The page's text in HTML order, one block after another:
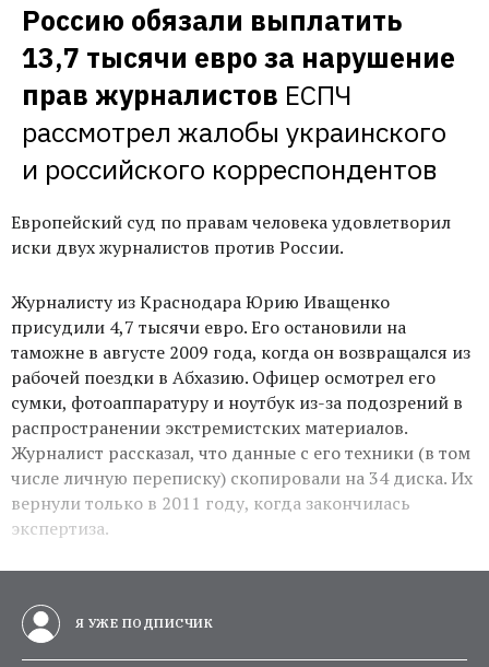
Россию обязали выплатить
13,7 тысячи евро за нарушение
прав журналистов ЕСПЧ
рассмотрел жалобы украинского
и российского корреспондентов
Европейский суд по правам человека удовлетворил
иски двух журналистов против России.
Журналисту из Краснодара Юрию Иващенко
присудили 4,7 тысячи евро. Его остановили на
таможне в августе 2009 года, когда он возвращался из
рабочей поездки в Абхазию. Офицер осмотрел его
сумки, фотоаппаратуру и ноутбук из-за подозрений в
распространении экстремистских материалов.
Журналист рассказал, что данные с его техники (в том
числе личную переписку) скопировали на 34 диска. Их
вернули только в 2011 году, когда закончилась
экспертиза.
Я УЖЕ ПОДПИСЧИК